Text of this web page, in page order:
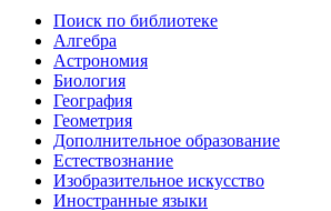
Поиск по библиотеке
Алгебра
Астрономия
Биология
География
Геометрия
Дополнительное образование
Естествознание
Изобразительное искусство
Иностранные языки